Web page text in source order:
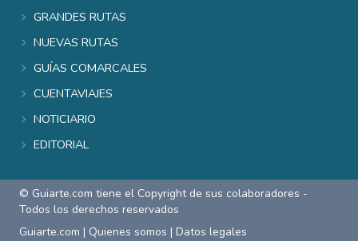
Grandes rutas
Nuevas rutas
Guías comarcales
Cuentaviajes
Noticiario
Editorial
© Guiarte.com tiene el Copyright de sus colaboradores -
Todos los derechos reservados
Guiarte.com | Quienes somos | Datos legales